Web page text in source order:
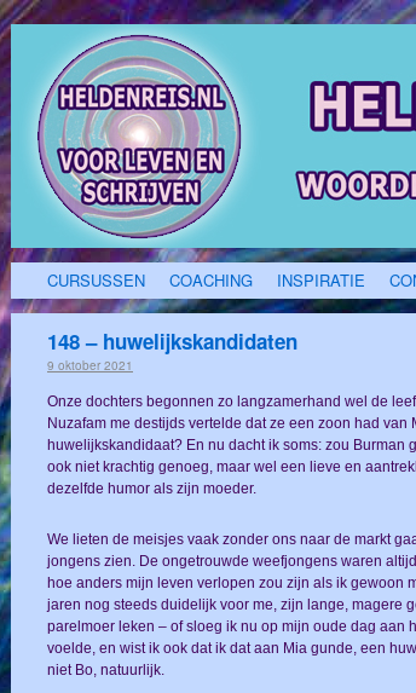
CURSUSSEN COACHING INSPIRATIE
148 – huwelijkskandidaten
9 oktober 2021
Onze dochters begonnen zo langzamerhand wel de
Nuzafam me destijds vertelde dat ze een zoon had
huwelijkskandidaat? En nu dacht ik soms: zou
ook niet krachtig genoeg, maar wel een lieve en
dezelfde humor als zijn moeder.
We lieten de meisjes vaak zonder ons naar de markt
jongens zien. De ongetrouwde weefjongens waren
hoe anders mijn leven verlopen zou zijn als ik gewoon
jaren nog steeds duidelijk voor me, zijn lange, magere
parelmoer leken – of sloeg ik nu op mijn oude dag
voelde, en wist ik ook dat ik dat aan Mia gunde, een
niet Bo, natuurlijk.